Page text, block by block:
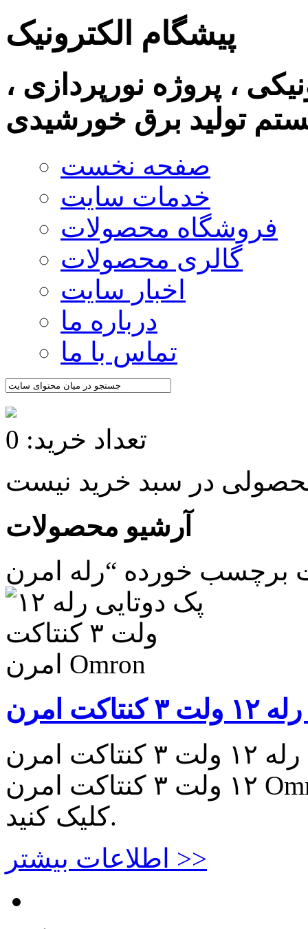
پیشگام الکترونیک
، پروژه نورپردازی ،
تولید برق خورشیدی
صفحه نخست
خدمات سایت
فروشگاه محصولات
گالری محصولات
اخبار سایت
درباره ما
تماس با ما
تعداد خرید: 0
آرشیو محصولات
پک دوتایی رله ۱۲ ولت ۳ کنتاکت امرن Omron پک دوتایی رله
۱۲ ولت ۳ کنتاکت امرن Omron برای اطلاعات بیشتر اینجا
کلیک کنید.
اطلاعات بیشتر >>